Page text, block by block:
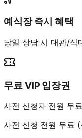
예식장 즉시 혜택
당일 상담 시 대관/식
무료 VIP 입장권
사전 신청자 전원 무
사전 신청 전원 무료